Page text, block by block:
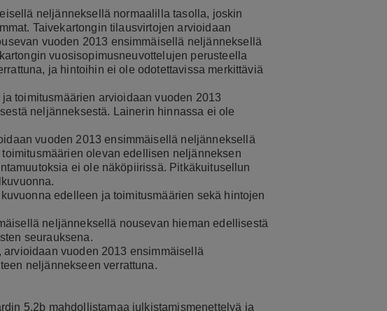
neljänneksellä normaalilla tasolla, joskin
Taivekartongin tilausvirtojen arvioidaan
vuoden 2013 ensimmäisellä neljänneksellä
vuosisopimusneuvottelujen perusteella
ja hintoihin ei ole odotettavissa merkittäviä
toimitusmäärien arvioidaan vuoden 2013
neljänneksestä. Lainerin hinnassa ei ole
vuoden 2013 ensimmäisellä neljänneksellä
olevan edellisen neljänneksen
ei ole näköpiirissä. Pitkäkuitusellun
edelleen ja toimitusmäärien sekä hintojen
neljänneksellä nousevan hieman edellisestä
seurauksena.
vuoden 2013 ensimmäisellä
neljännekseen verrattuna.
5.2b mahdollistamaa julkistamismenettelyä ja